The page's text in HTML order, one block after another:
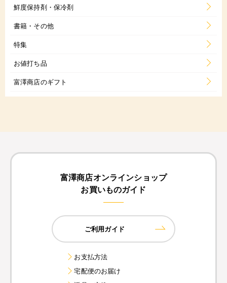
鮮度保持剤・保冷剤
書籍・その他
特集
お値打ち品
富澤商店のギフト
富澤商店オンラインショップ
お買いものガイド
ご利用ガイド
お支払方法
宅配便のお届け